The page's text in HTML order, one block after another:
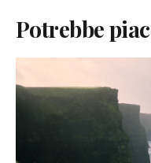
Potrebbe